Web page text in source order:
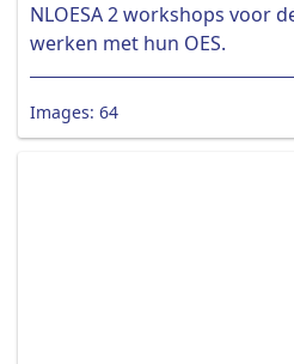
NLOESA 2 workshops voor
werken met hun OES.
Images: 64